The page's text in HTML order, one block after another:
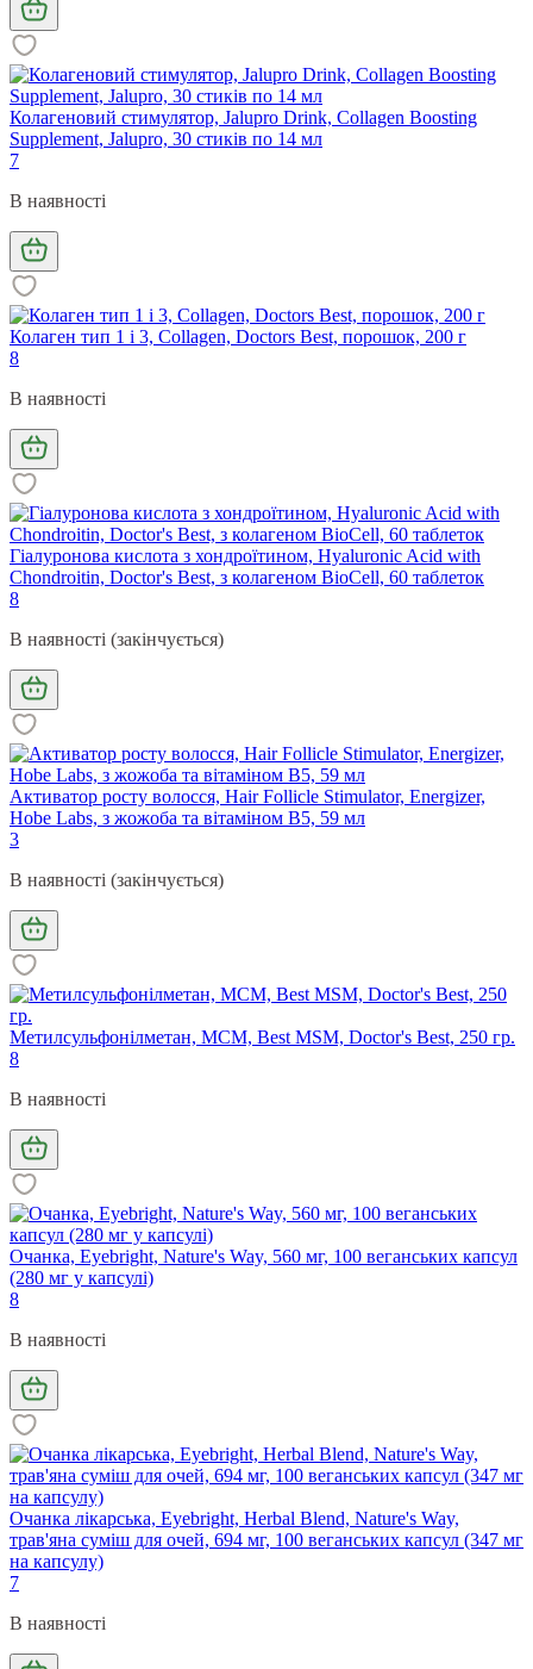
Колагеновий стимулятор, Jalupro Drink, Collagen Boosting
Supplement, Jalupro, 30 стиків по 14 мл
7
В наявності
Колаген тип 1 і 3, Collagen, Doctors Best, порошок, 200 г
8
В наявності
Гіалуронова кислота з хондроїтином, Hyaluronic Acid with
Chondroitin, Doctor's Best, з колагеном BioCell, 60 таблеток
8
В наявності (закінчується)
Активатор росту волосся, Hair Follicle Stimulator, Energizer,
Hobe Labs, з жожоба та вітаміном B5, 59 мл
3
В наявності (закінчується)
Метилсульфонілметан, МСМ, Best MSM, Doctor's Best, 250 гр.
8
В наявності
Очанка, Eyebright, Nature's Way, 560 мг, 100 веганських капсул
(280 мг у капсулі)
8
В наявності
Очанка лікарська, Eyebright, Herbal Blend, Nature's Way,
трав'яна суміш для очей, 694 мг, 100 веганських капсул (347 мг
на капсулу)
7
В наявності